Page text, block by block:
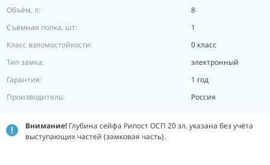
Объём, л:
8
Съёмная полка, шт:
1
Класс взломостойкости:
0 класс
Тип замка:
электронный
Гарантия:
1 год
Производитель:
Россия
Внимание! Глубина сейфа Рипост ОСП 20 эл. указана без учёта
выступающих частей (замковая часть).